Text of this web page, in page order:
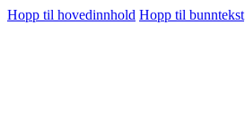
Hopp til hovedinnhold Hopp til bunntekst